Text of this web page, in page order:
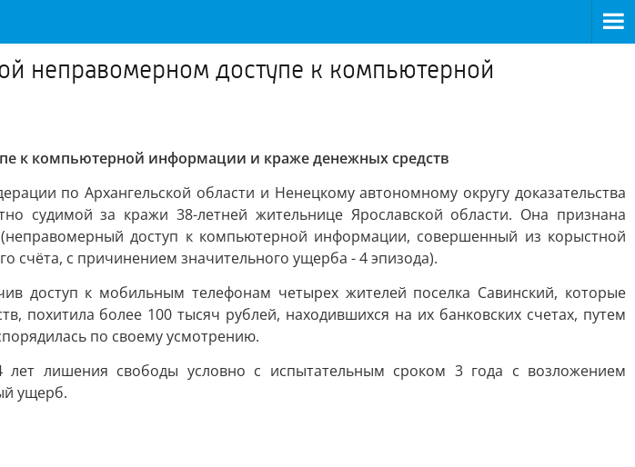
неправомерном доступе к компьютерной
к компьютерной информации и краже денежных средств
по Архангельской области и Ненецкому автономному округу доказательства
судимой за кражи 38-летней жительнице Ярославской области. Она признана
доступ к компьютерной информации, совершенный из корыстной
счёта, с причинением значительного ущерба - 4 эпизода).
доступ к мобильным телефонам четырех жителей поселка Савинский, которые
более 100 тысяч рублей, находившихся на их банковских счетах, путем
по своему усмотрению.
лишения свободы условно с испытательным сроком 3 года с возложением
ущерб.